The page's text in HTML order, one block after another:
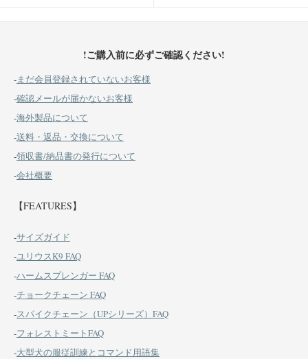
!ご購入前に必ずご確認ください!
-まだ会員登録されていないお客様
-確認メールが届かないお客様
-海外製品について
-送料・返品・交換について
-領収書/納品書の発行について
-会社概要
【FEATURES】
-サイズガイド
-ユリウスK9 FAQ
-ハームスプレンガー FAQ
-チョークチェーン FAQ
-スパイクチェーン（UPシリーズ）FAQ
-フォレストミートFAQ
-大型犬の服従訓練とコマンド用語集